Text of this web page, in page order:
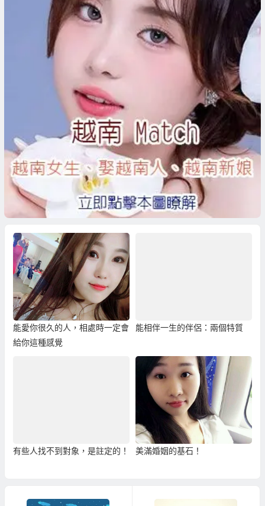
能愛你很久的人，相處時一定會
給你這種感覺
能相伴一生的伴侶：兩個特質
有些人找不到對象，是註定的！ 美滿婚姻的基石！